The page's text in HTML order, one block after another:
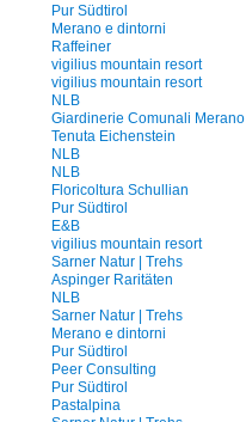
Pur Südtirol
Merano e dintorni
Raffeiner
vigilius mountain resort
vigilius mountain resort
NLB
Giardinerie Comunali Merano
Tenuta Eichenstein
NLB
NLB
Floricoltura Schullian
Pur Südtirol
E&B
vigilius mountain resort
Sarner Natur | Trehs
Aspinger Raritäten
NLB
Sarner Natur | Trehs
Merano e dintorni
Pur Südtirol
Peer Consulting
Pur Südtirol
Pastalpina